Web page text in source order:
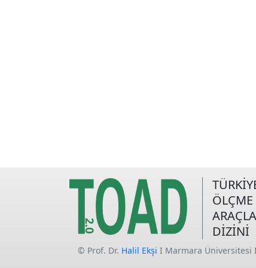
ÖLÇME
DİZİNİ
© Prof. Dr. Halil Ekşi I Marmara Üniversitesi